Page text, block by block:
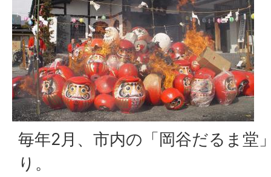
毎年2月、市内の「岡谷だるま堂
り。